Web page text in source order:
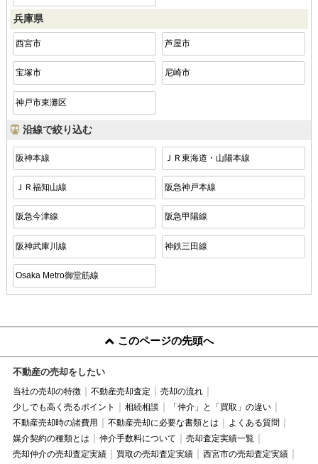
兵庫県
西宮市 芦屋市
宝塚市 尼崎市
神戸市東灘区
沿線で絞り込む
阪神本線 ＪＲ東海道・山陽本線
ＪＲ福知山線 阪急神戸本線
阪急今津線 阪急甲陽線
阪神武庫川線 神鉄三田線
Osaka Metro御堂筋線
このページの先頭へ
不動産の売却をしたい
当社の売却の特徴 不動産売却査定
売却の流れ
少しでも高く売るポイント
相続相談
「仲介」と「買取」の違い
不動産売却時の諸費用
不動産売却に必要な書類とは
よくある質問
媒介契約の種類とは
仲介手数料について
売却査定実績一覧
売却仲介の売却査定実績
買取の売却査定実績
西宮市の売却査定実績